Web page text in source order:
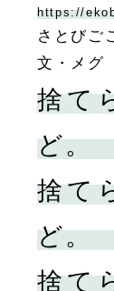
https://
さとびご
文・メグ
捨て
ど。
捨て
ど。
捨て